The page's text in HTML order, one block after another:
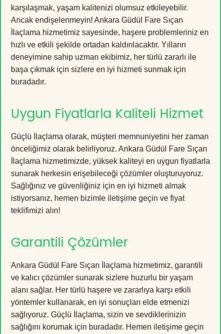
karşılaşmak, yaşam kalitenizi olumsuz etkileyebilir.
Ancak endişelenmeyin! Ankara Güdül Fare Sıçan
İlaçlama hizmetimiz sayesinde, haşere problemleriniz en
hızlı ve etkili şekilde ortadan kaldırılacaktır. Yılların
deneyimine sahip uzman ekibimiz, her türlü zararlı ile
başa çıkmak için sizlere en iyi hizmeti sunmak için
buradadır.
Uygun Fiyatlarla Kaliteli Hizmet
Güçlü İlaçlama olarak, müşteri memnuniyetini her zaman
önceliğimiz olarak belirliyoruz. Ankara Güdül Fare Sıçan
İlaçlama hizmetimizde, yüksek kaliteyi en uygun fiyatlarla
sunarak herkesin erişebileceği çözümler oluşturuyoruz.
Sağlığınız ve güvenliğiniz için en iyi hizmeti almak
istiyorsanız, hemen bizimle iletişime geçin ve fiyat
teklifimizi alın!
Garantili Çözümler
Ankara Güdül Fare Sıçan İlaçlama hizmetimiz, garantili
ve kalıcı çözümler sunarak sizlere huzurlu bir yaşam
alanı sağlar. Her türlü haşere ve zararlıya karşı etkili
yöntemler kullanarak, en iyi sonuçları elde etmenizi
sağlıyoruz. Güçlü İlaçlama, sizin ve sevdiklerinizin
sağlığını korumak için buradadır. Hemen iletişime geçin